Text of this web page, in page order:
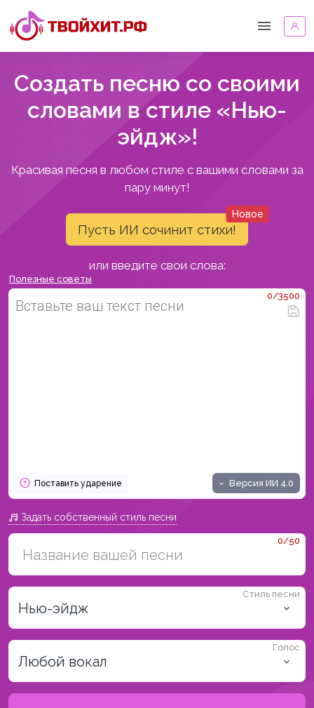
Создать песню со своими
словами в стиле «Нью-
эйдж»!
Красивая песня в любом стиле с вашими словами за
пару минут!
Пусть ИИ сочинит стихи!
Новое
или введите свои слова:
Полезные советы
0/3500
Поставить ударение Версия ИИ 4.0
Задать собственный стиль песни
0/50
Нью-эйдж
Стиль песни
Любой вокал
Голос